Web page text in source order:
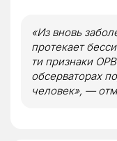
«Из вновь
протекает
ти признаки
обсерваторах
человек», —